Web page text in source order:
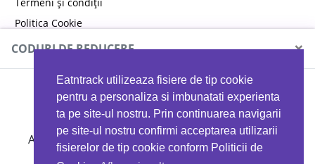
Eatntrack utilizeaza fisiere de tip cookie
pentru a personaliza si imbunatati experienta
ta pe site-ul nostru. Prin continuarea navigarii
pe site-ul nostru confirmi acceptarea utilizarii
fisierelor de tip cookie conform Politicii de
Politica Cookie
Politica de confidențialitate
CODURI DE REDUCERE ×
MYPROTEIN
Ai 40%reducere la orice comandă folosind codul
EATTRACK